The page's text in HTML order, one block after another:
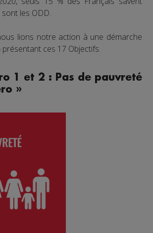
les ODD.
lions notre action à une démarche
ces 17 Objectifs.
1 et 2 : Pas de pauvreté
»